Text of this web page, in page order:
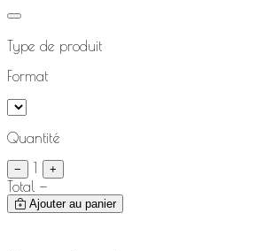
Type de produit
Format
Quantité
− 1 +
Total —
Ajouter au panier